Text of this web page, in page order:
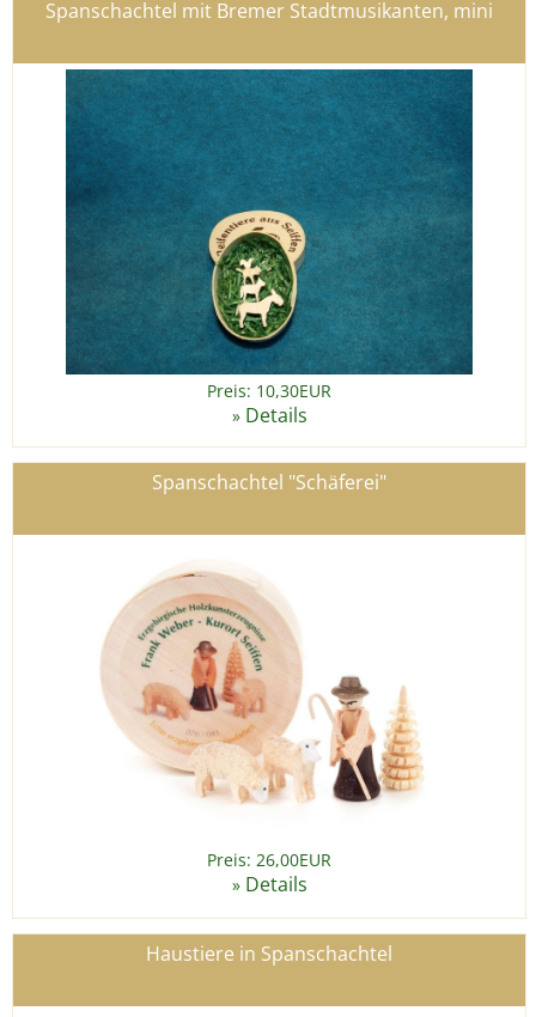
Spanschachtel mit Bremer Stadtmusikanten, mini
Preis: 10,30EUR
» Details
Spanschachtel "Schäferei"
Preis: 26,00EUR
» Details
Haustiere in Spanschachtel